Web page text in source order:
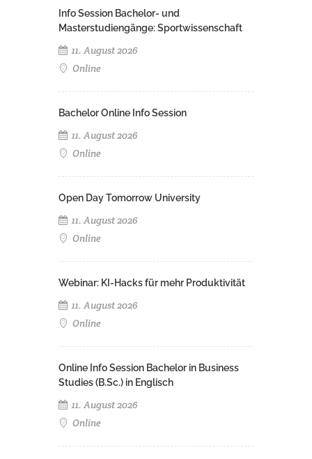
Info Session Bachelor- und
Masterstudiengänge: Sportwissenschaft
11. August 2026
Online
Bachelor Online Info Session
11. August 2026
Online
Open Day Tomorrow University
11. August 2026
Online
Webinar: KI-Hacks für mehr Produktivität
11. August 2026
Online
Online Info Session Bachelor in Business
Studies (B.Sc.) in Englisch
11. August 2026
Online